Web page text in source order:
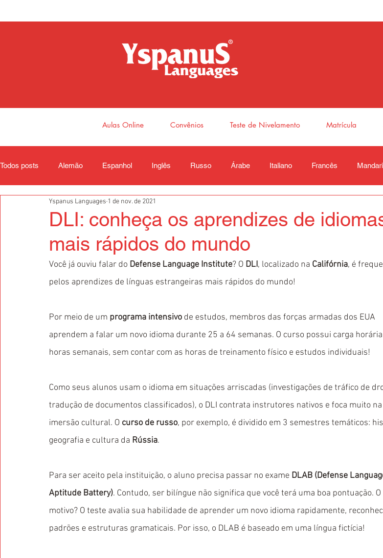
Aulas Online Convênios Teste de Nivelamento Matrícula
Todos posts Alemão Espanhol Inglês Russo Árabe Italiano Francês
DLI: conheça os aprendizes de
mais rápidos do mundo
Yspanus Languages 1 de nov. de 2021
Você já ouviu falar do Defense Language Institute? O DLI, localizado na Califórnia, é
pelos aprendizes de línguas estrangeiras mais rápidos do mundo!
Por meio de um programa intensivo de estudos, membros das forças armadas dos EUA
aprendem a falar um novo idioma durante 25 a 64 semanas. O curso possui carga
horas semanais, sem contar com as horas de treinamento físico e estudos individuais!
Como seus alunos usam o idioma em situações arriscadas (investigações de tráfico de
tradução de documentos classificados), o DLI contrata instrutores nativos e foca muito na
imersão cultural. O curso de russo, por exemplo, é dividido em 3 semestres temáticos:
geografia e cultura da Rússia.
Para ser aceito pela instituição, o aluno precisa passar no exame DLAB (Defense
Aptitude Battery). Contudo, ser bilíngue não significa que você terá uma boa pontuação. O
motivo? O teste avalia sua habilidade de aprender um novo idioma rapidamente,
padrões e estruturas gramaticais. Por isso, o DLAB é baseado em uma língua fictícia!